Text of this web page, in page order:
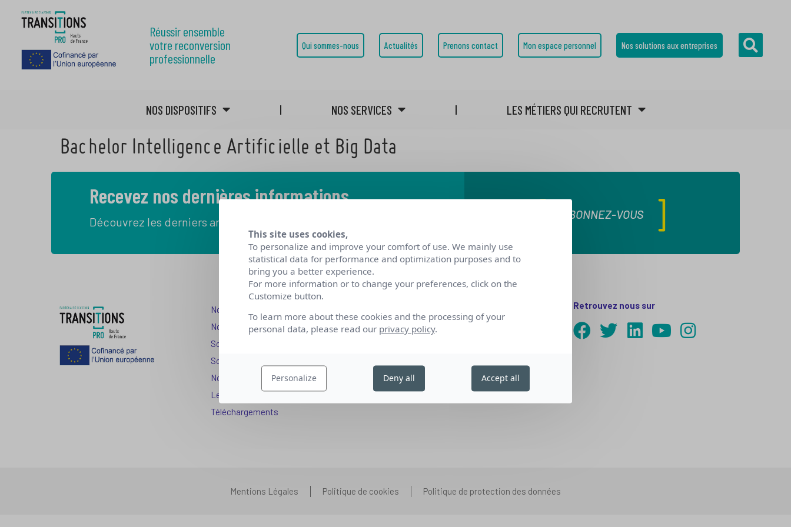
Réussir ensemble
votre reconversion
professionnelle
Qui sommes-nous Actualités Prenons contact Mon espace personnel Nos solutions aux entreprises
NOS DISPOSITIFS NOS SERVICES LES MÉTIERS QUI RECRUTENT
Bachelor Intelligence Artificielle et Big Data
Recevez nos dernières informations
Découvrez les derniers articles de notre blog
ABONNEZ-VOUS
Nos dispositifs pour se reconvertir
Nos solutions aux entreprises
Solution Compétences IA
Solution Seniors+
Nos services aux organismes de formation
Les questions que vous vous posez
Téléchargements
Nos partenariats
Nous rejoindre
Retrouvez nous sur
Mentions Légales Politique de cookies Politique de protection des données
This site uses cookies,
To personalize and improve your comfort of use. We mainly use
statistical data for performance and optimization purposes and to
bring you a better experience.
For more information or to change your preferences, click on the
Customize button.
To learn more about these cookies and the processing of your
personal data, please read our privacy policy.
Personalize Deny all Accept all